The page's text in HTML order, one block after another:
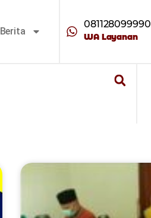
Berita
081128099990
WA Layanan